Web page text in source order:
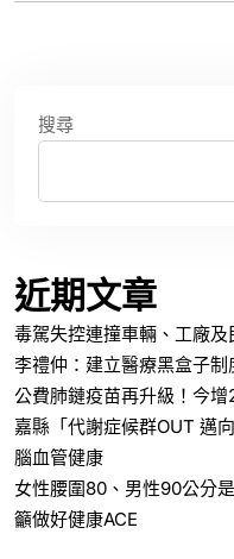
搜尋
近期文章
毒駕失控連撞車輛、工廠
李禮仲：建立醫療黑盒子
公費肺鏈疫苗再升級！今
嘉縣「代謝症候群OUT 邁
腦血管健康
女性腰圍80、男性90公分
籲做好健康ACE